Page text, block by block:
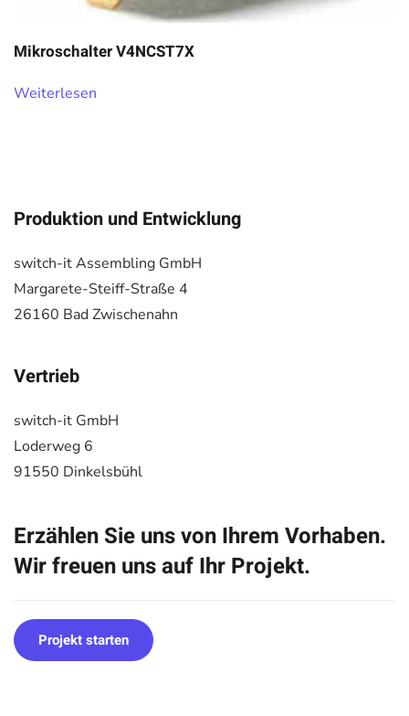
Mikroschalter V4NCST7X
Weiterlesen
Produktion und Entwicklung
switch-it Assembling GmbH
Margarete-Steiff-Straße 4
26160 Bad Zwischenahn
Vertrieb
switch-it GmbH
Loderweg 6
91550 Dinkelsbühl
Erzählen Sie uns von Ihrem Vorhaben.
Wir freuen uns auf Ihr Projekt.
Projekt starten